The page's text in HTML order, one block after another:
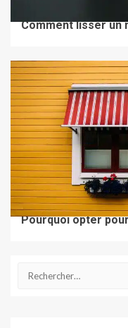
Comment lisser un
TRAVAUX & RÉNOVATION
Pourquoi opter
Rechercher :